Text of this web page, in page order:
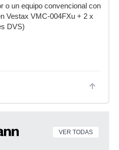
o un equipo convencional con
Vestax VMC-004FXu + 2 x
DVS)
VER TODAS